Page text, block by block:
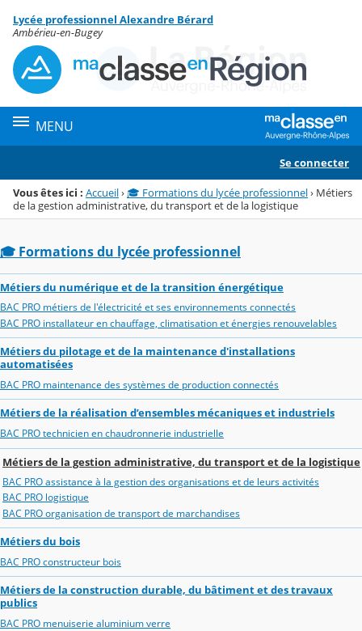
Menu de la rubrique
Contenu
Lycée professionnel Alexandre Bérard
Ambérieu-en-Bugey
MENU
Se connecter
Vous êtes ici : Accueil› 🎓 Formations du lycée professionnel› Métiers
de la gestion administrative, du transport et de la logistique
🎓 Formations du lycée professionnel
Métiers du numérique et de la transition énergétique
BAC PRO métiers de l'électricité et ses environnements connectés
BAC PRO installateur en chauffage, climatisation et énergies renouvelables
Métiers du pilotage et de la maintenance d'installations
automatisées
BAC PRO maintenance des systèmes de production connectés
Métiers de la réalisation d’ensembles mécaniques et industriels
BAC PRO technicien en chaudronnerie industrielle
Métiers de la gestion administrative, du transport et de la logistique
BAC PRO assistance à la gestion des organisations et de leurs activités
BAC PRO logistique
BAC PRO organisation de transport de marchandises
Métiers du bois
BAC PRO constructeur bois
Métiers de la construction durable, du bâtiment et des travaux
publics
BAC PRO menuiserie aluminium verre